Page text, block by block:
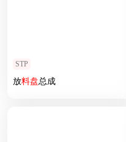
STP
放料盘总成